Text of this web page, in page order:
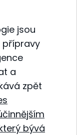
jsou
přípravy
a
zpět
bývá